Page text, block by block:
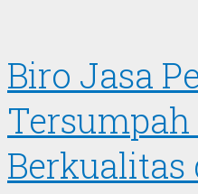
Biro Jasa
Berkualitas